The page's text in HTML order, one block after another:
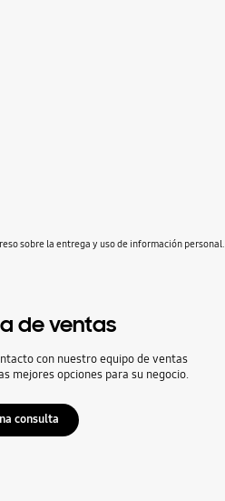
sobre la entrega y uso de información personal.
de ventas
con nuestro equipo de ventas
mejores opciones para su negocio.
consulta